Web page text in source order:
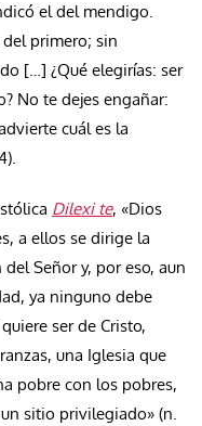
el del mendigo.
primero; sin
[…] ¿Qué elegirías: ser
No te dejes engañar:
cuál es la
Dilexi te, «Dios
a ellos se dirige la
Señor y, por eso, aun
ya ninguno debe
ser de Cristo,
una Iglesia que
pobre con los pobres,
sitio privilegiado» (n.